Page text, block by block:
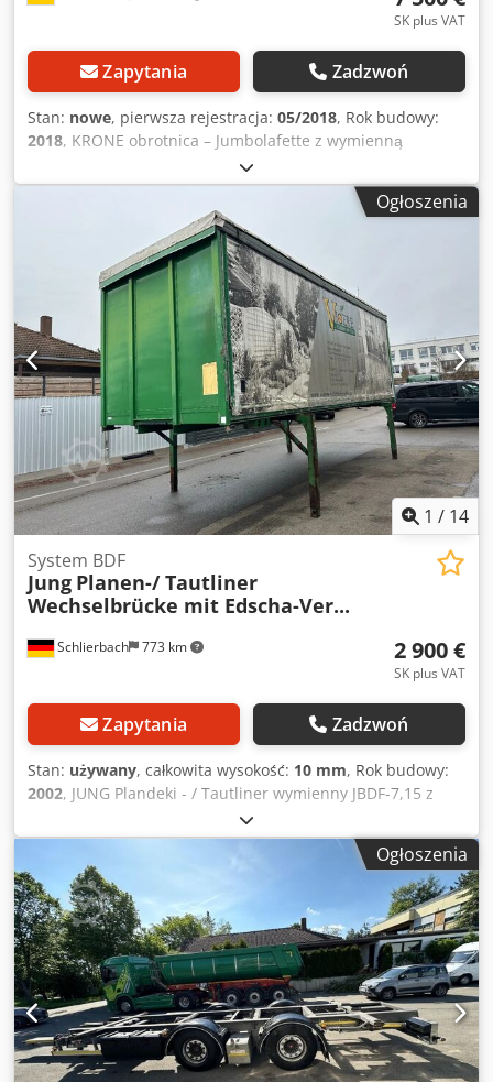
SK plus VAT
Zapytania Zadzwoń
Stan: nowe, pierwsza rejestracja: 05/2018, Rok budowy:
2018, KRONE obrotnica – Jumbolafette z wymienną
nadbudową Dostępnych 15 sztuk: roczniki od 2012 do
2018!! Ceny: od € 3.900,-- do € 7.900,-- netto – w tym nowy
przegląd TÜV! • ABS • Hamulce tarczowe • Osie BPW – ECO
Plus • Całkowite zawieszenie pneumatyczne • Instalacja
podnoszenia i opuszczania • Tylne światła LED • Około 600
mm – przesuwne dyszle • Rozmiar opon: 445/45 R 19.5 •
Opony w dobrym stanie! • Dopuszczalna masa całkowita:
18 000 kg • Masa własna: 2 900 kg • Wysokość załadunku: 1
002 mm! Dsdswmpkxspfx Adweck - Nowy przegląd HU / SP!
- Gotowy do pracy Zastrzeżenie błędów i sprzedaży
pośredniej! = Dalsze informacje = Ładowność: 18 000 kg
Ogłoszenia
1 / 14
Schlierbach 773 km
System BDF
Jung Planen-/ Tautliner
Wechselbrücke mit Edscha-Ver...
2 900 €
SK plus VAT
Zapytania Zadzwoń
Stan: używany, całkowita wysokość: 10 mm, Rok budowy:
2002, JUNG Plandeki - / Tautliner wymienny JBDF-7,15 z
dachem Edscha - Pokrycie na 17 palet i zabezpieczenie
ładunku ● Boczne przesuwne plandeki z pionowymi, w
plandece osadzonymi metalowymi słupkami do
zabezpieczenia ładunku ● Dach EDSCHA ● Drzwi portalowe
z tyłu ● Poczwórny rygiel obrotowy ● Drewniana podłoga ●
Boczne listwy dziurkowane po prawej i lewej stronie do
mocowania ładunku ● Wymiary wewnętrzne / załadunkowe:
7.100 x 2.470 x 2.200 mm (dł.x szer.x wys.) Dcedpfxeyutyls
Adwjk Zastrzeżenie pomyłek i sprzedaży pośredniej! =
Dalsze informacje = Rok produkcji: 2002 Aby uzyskać więcej
informacji, proszę kontaktować się z Joannis Arpantzanis
lub Kai Bühler.
Ogłoszenia